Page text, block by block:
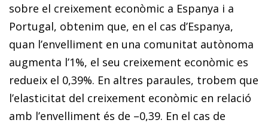
sobre el creixement econòmic a Espanya i a
Portugal, obtenim que, en el cas d’Espanya,
quan l’envelliment en una comunitat autònoma
augmenta l’1%, el seu creixement econòmic es
redueix el 0,39%. En altres paraules, trobem que
l’elasticitat del creixement econòmic en relació
amb l’envelliment és de –0,39. En el cas de